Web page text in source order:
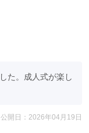
た。成人式が楽し
開日：2026年04月19日